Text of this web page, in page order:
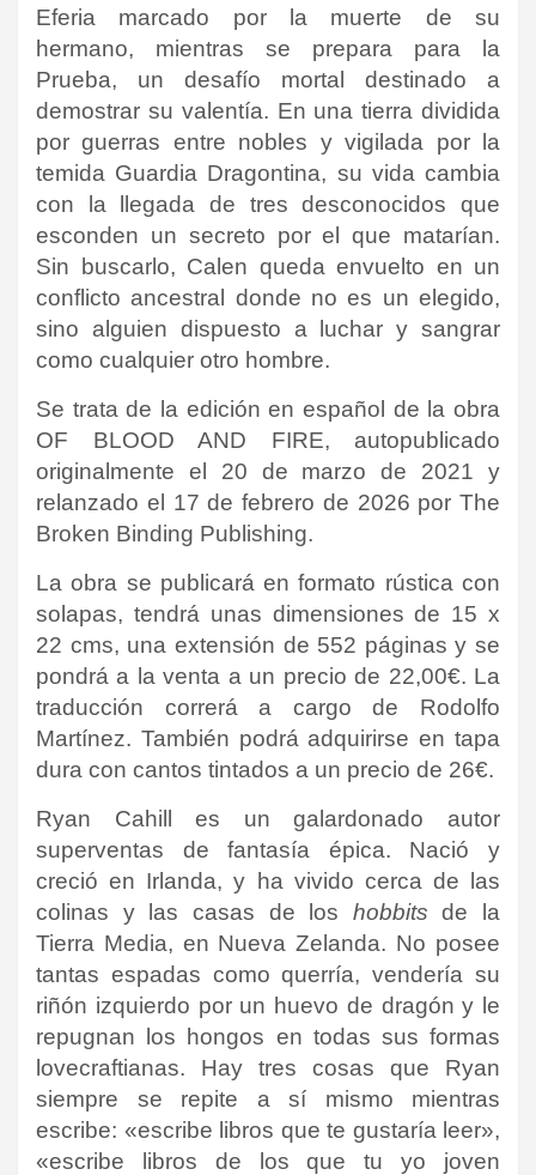
Eferia marcado por la muerte de su
hermano, mientras se prepara para la
Prueba, un desafío mortal destinado a
demostrar su valentía. En una tierra dividida
por guerras entre nobles y vigilada por la
temida Guardia Dragontina, su vida cambia
con la llegada de tres desconocidos que
esconden un secreto por el que matarían.
Sin buscarlo, Calen queda envuelto en un
conflicto ancestral donde no es un elegido,
sino alguien dispuesto a luchar y sangrar
como cualquier otro hombre.
Se trata de la edición en español de la obra
OF BLOOD AND FIRE, autopublicado
originalmente el 20 de marzo de 2021 y
relanzado el 17 de febrero de 2026 por The
Broken Binding Publishing.
La obra se publicará en formato rústica con
solapas, tendrá unas dimensiones de 15 x
22 cms, una extensión de 552 páginas y se
pondrá a la venta a un precio de 22,00€. La
traducción correrá a cargo de Rodolfo
Martínez. También podrá adquirirse en tapa
dura con cantos tintados a un precio de 26€.
Ryan Cahill es un galardonado autor
superventas de fantasía épica. Nació y
creció en Irlanda, y ha vivido cerca de las
colinas y las casas de los hobbits de la
Tierra Media, en Nueva Zelanda. No posee
tantas espadas como querría, vendería su
riñón izquierdo por un huevo de dragón y le
repugnan los hongos en todas sus formas
lovecraftianas. Hay tres cosas que Ryan
siempre se repite a sí mismo mientras
escribe: «escribe libros que te gustaría leer»,
«escribe libros de los que tu yo joven